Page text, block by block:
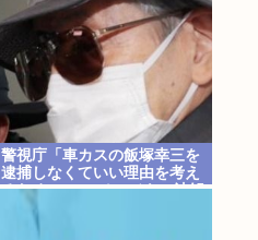
警視庁「車カスの飯塚幸三を
逮捕しなくていい理由を考え
るために1000ページもの法解